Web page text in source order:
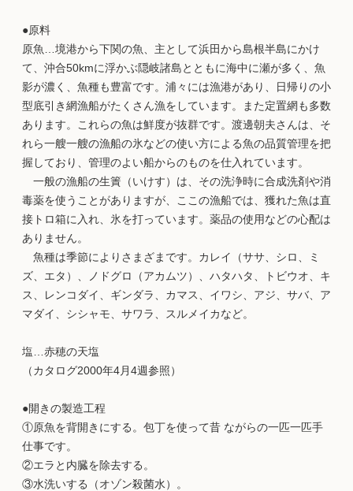
●原料
原魚…境港から下関の魚、主として浜田から島根半島にかけ
て、沖合50kmに浮かぶ隠岐諸島とともに海中に瀬が多く、魚
影が濃く、魚種も豊富です。浦々には漁港があり、日帰りの小
型底引き網漁船がたくさん漁をしています。また定置網も多数
あります。これらの魚は鮮度が抜群です。渡邊朝夫さんは、そ
れら一艘一艘の漁船の氷などの使い方による魚の品質管理を把
握しており、管理のよい船からのものを仕入れています。
一般の漁船の生簀（いけす）は、その洗浄時に合成洗剤や消
毒薬を使うことがありますが、ここの漁船では、獲れた魚は直
接トロ箱に入れ、氷を打っています。薬品の使用などの心配は
ありません。
魚種は季節によりさまざまです。カレイ（ササ、シロ、ミ
ズ、エタ）、ノドグロ（アカムツ）、ハタハタ、トビウオ、キ
ス、レンコダイ、ギンダラ、カマス、イワシ、アジ、サバ、ア
マダイ、シシャモ、サワラ、スルメイカなど。
塩…赤穂の天塩
（カタログ2000年4月4週参照）
●開きの製造工程
①原魚を背開きにする。包丁を使って昔 ながらの一匹一匹手
仕事です。
②エラと内臓を除去する。
③水洗いする（オゾン殺菌水）。